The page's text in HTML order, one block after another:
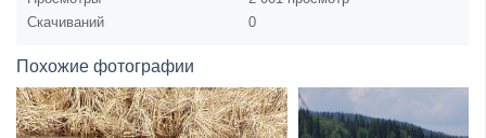
Скачиваний
0
Похожие фотографии